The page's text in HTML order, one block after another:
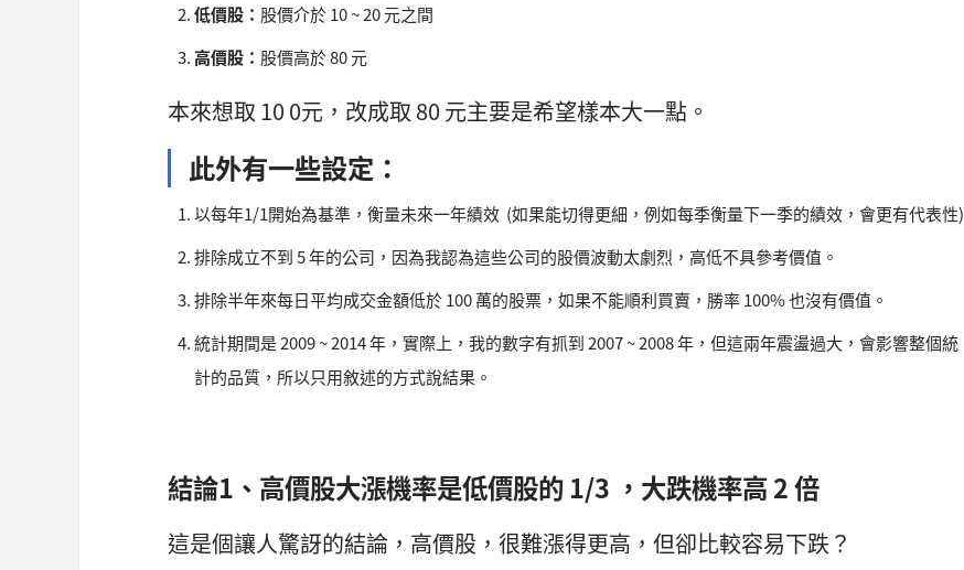
低價股： 股價介於 10 ~ 20 元之間
高價股： 股價高於 80 元
本來想取 10 0元，改成取 80 元主要是希望樣本大一點。
此外有一些設定：
以每年1/1開始為基準，衡量未來一年績效 (如果能切得更細，例如每季衡量下一季的績效，會更有代表性)
排除成立不到 5 年的公司，因為我認為這些公司的股價波動太劇烈，高低不具參考價值。
排除半年來每日平均成交金額低於 100 萬的股票，如果不能順利買賣，勝率 100% 也沒有價值。
統計期間是 2009 ~ 2014 年，實際上，我的數字有抓到 2007 ~ 2008 年，但這兩年震盪過大，會影響整個統
計的品質，所以只用敘述的方式說結果。
結論1、高價股大漲機率是低價股的 1/3 ，大跌機率高 2 倍
這是個讓人驚訝的結論，高價股，很難漲得更高，但卻比較容易下跌？